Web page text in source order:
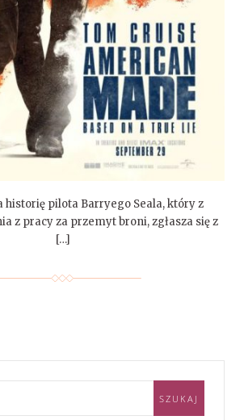
historię pilota Barryego Seala, który z
z pracy za przemyt broni, zgłasza się z
[…]